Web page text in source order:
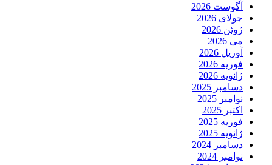
آگوست 2026
جولای 2026
ژوئن 2026
می 2026
آوریل 2026
فوریه 2026
ژانویه 2026
دسامبر 2025
نوامبر 2025
اکتبر 2025
فوریه 2025
ژانویه 2025
دسامبر 2024
نوامبر 2024